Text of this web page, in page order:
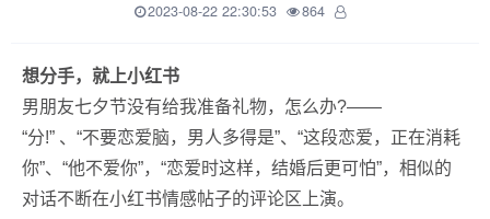
2023-08-22 22:30:53 864
想分手，就上小红书
男朋友七夕节没有给我准备礼物，怎么办?——
“分!” 、“不要恋爱脑，男人多得是”、“这段恋爱，正在消耗
你”、“他不爱你”，“恋爱时这样，结婚后更可怕”，相似的
对话不断在小红书情感帖子的评论区上演。